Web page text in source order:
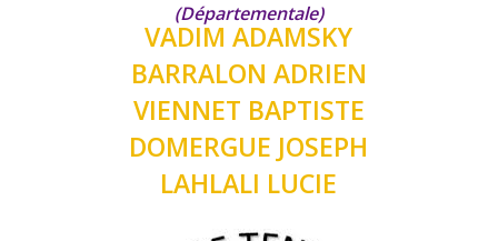
(Départementale)
VADIM ADAMSKY
BARRALON ADRIEN
VIENNET BAPTISTE
DOMERGUE JOSEPH
LAHLALI LUCIE